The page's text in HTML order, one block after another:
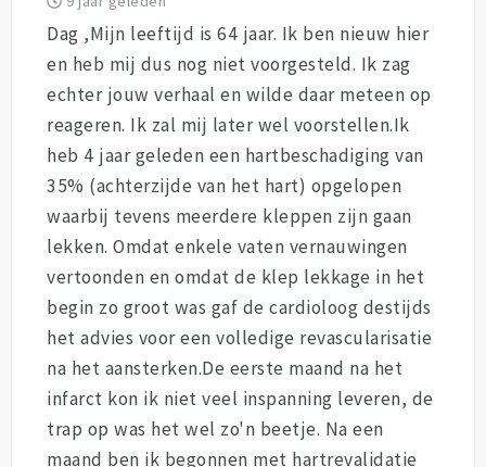
Dag ,Mijn leeftijd is 64 jaar. Ik ben nieuw hier
en heb mij dus nog niet voorgesteld. Ik zag
echter jouw verhaal en wilde daar meteen op
reageren. Ik zal mij later wel voorstellen.Ik
heb 4 jaar geleden een hartbeschadiging van
35% (achterzijde van het hart) opgelopen
waarbij tevens meerdere kleppen zijn gaan
lekken. Omdat enkele vaten vernauwingen
vertoonden en omdat de klep lekkage in het
begin zo groot was gaf de cardioloog destijds
het advies voor een volledige revascularisatie
na het aansterken.De eerste maand na het
infarct kon ik niet veel inspanning leveren, de
trap op was het wel zo'n beetje. Na een
maand ben ik begonnen met hartrevalidatie